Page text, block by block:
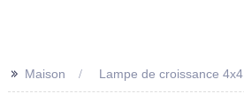
>> Maison Lampe de croissance 4x4